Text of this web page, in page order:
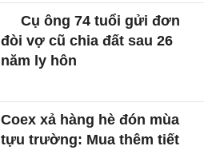
Cụ ông 74 tuổi gửi đơn
đòi vợ cũ chia đất sau 26
năm ly hôn
Coex xả hàng hè đón mùa
tựu trường: Mua thêm tiết